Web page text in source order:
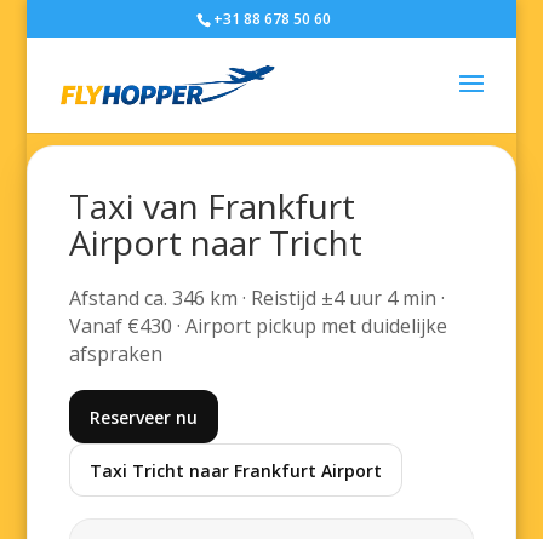
+31 88 678 50 60
Taxi van Frankfurt
Airport naar Tricht
Afstand ca. 346 km · Reistijd ±4 uur 4 min ·
Vanaf €430 · Airport pickup met duidelijke
afspraken
Reserveer nu
Taxi Tricht naar Frankfurt Airport